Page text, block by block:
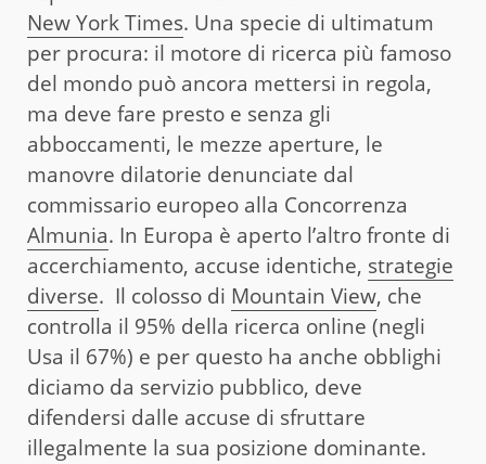
New York Times. Una specie di ultimatum
per procura: il motore di ricerca più famoso
del mondo può ancora mettersi in regola,
ma deve fare presto e senza gli
abboccamenti, le mezze aperture, le
manovre dilatorie denunciate dal
commissario europeo alla Concorrenza
Almunia. In Europa è aperto l’altro fronte di
accerchiamento, accuse identiche, strategie
diverse. Il colosso di Mountain View, che
controlla il 95% della ricerca online (negli
Usa il 67%) e per questo ha anche obblighi
diciamo da servizio pubblico, deve
difendersi dalle accuse di sfruttare
illegalmente la sua posizione dominante.